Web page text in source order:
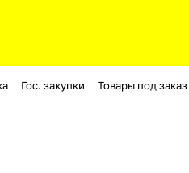
Гос. закупки Товары под заказ